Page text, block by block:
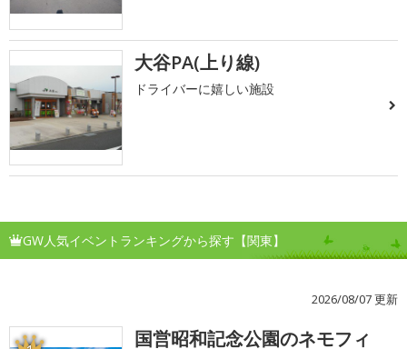
大谷PA(上り線)
ドライバーに嬉しい施設
GW人気イベントランキングから探す【関東】
2026/08/07 更新
国営昭和記念公園のネモフィ